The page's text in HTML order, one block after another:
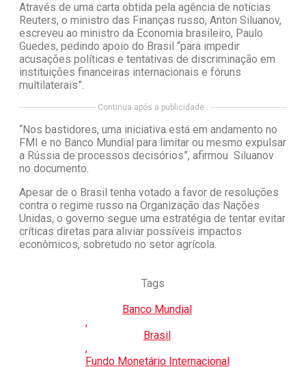
Através de uma carta obtida pela agência de notícias
Reuters, o ministro das Finanças russo, Anton Siluanov,
escreveu ao ministro da Economia brasileiro, Paulo
Guedes, pedindo apoio do Brasil “para impedir
acusações políticas e tentativas de discriminação em
instituições financeiras internacionais e fóruns
multilaterais”.
Continua após a publicidade..
“Nos bastidores, uma iniciativa está em andamento no
FMI e no Banco Mundial para limitar ou mesmo expulsar
a Rússia de processos decisórios”, afirmou Siluanov
no documento.
Apesar de o Brasil tenha votado a favor de resoluções
contra o regime russo na Organização das Nações
Unidas, o governo segue uma estratégia de tentar evitar
críticas diretas para aliviar possíveis impactos
econômicos, sobretudo no setor agrícola.
Tags
Banco Mundial
,
Brasil
,
Fundo Monetário Internacional